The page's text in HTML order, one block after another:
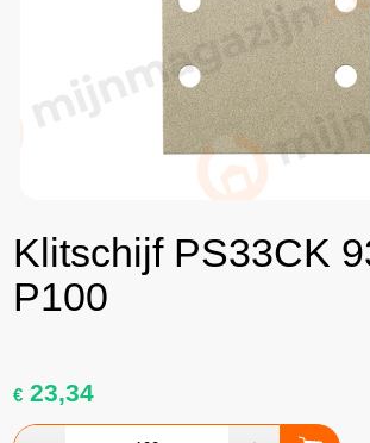
Klitschijf PS33CK
P100
€ 23,34